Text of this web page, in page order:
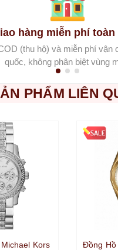
hàng miễn phí toàn
(thu hộ) và miễn phí vận
quốc, không phân biệt vùng
PHẨM LIÊN
Kors
Đồng Hồ